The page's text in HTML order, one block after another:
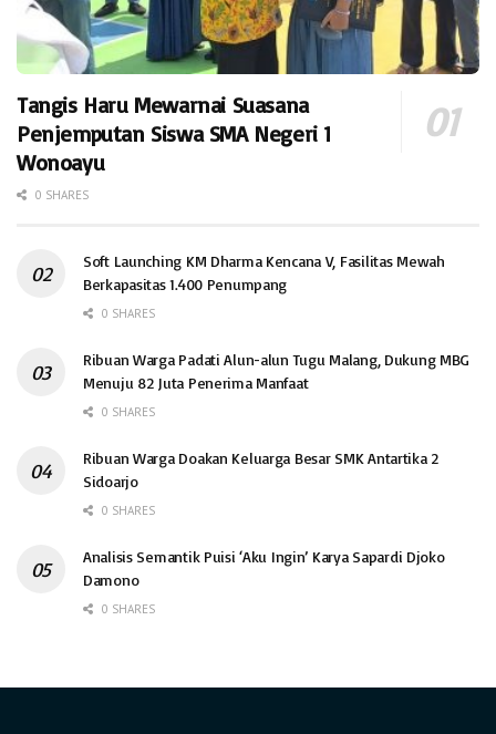
Tangis Haru Mewarnai Suasana
Penjemputan Siswa SMA Negeri 1
Wonoayu
0 SHARES
Soft Launching KM Dharma Kencana V, Fasilitas Mewah
Berkapasitas 1.400 Penumpang
0 SHARES
Ribuan Warga Padati Alun-alun Tugu Malang, Dukung MBG
Menuju 82 Juta Penerima Manfaat
0 SHARES
Ribuan Warga Doakan Keluarga Besar SMK Antartika 2
Sidoarjo
0 SHARES
Analisis Semantik Puisi ‘Aku Ingin’ Karya Sapardi Djoko
Damono
0 SHARES